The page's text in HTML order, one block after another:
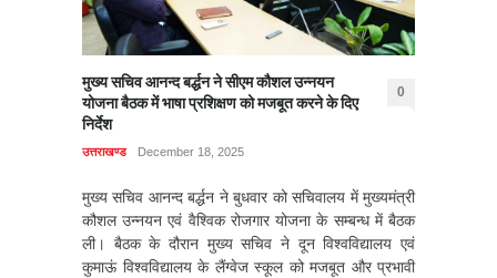
मुख्य सचिव आनन्द बर्द्धन ने सीएम कौशल उन्नयन
योजना बैठक में भाषा प्रशिक्षण को मजबूत करने के दिए
निर्देश
0
उत्तराखण्ड December 18, 2025
मुख्य सचिव आनन्द बर्द्धन ने बुधवार को सचिवालय में मुख्यमंत्री
कौशल उन्नयन एवं वैश्विक रोजगार योजना के सम्बन्ध में बैठक
ली। बैठक के दौरान मुख्य सचिव ने दून विश्वविद्यालय एवं
कुमाऊं विश्वविद्यालय के लैंग्वेज स्कूल को मजबूत और प्रभावी